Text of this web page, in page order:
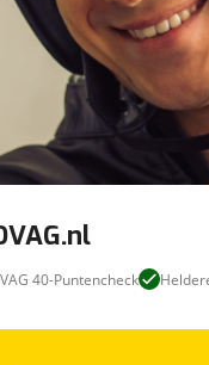
40-Puntencheck